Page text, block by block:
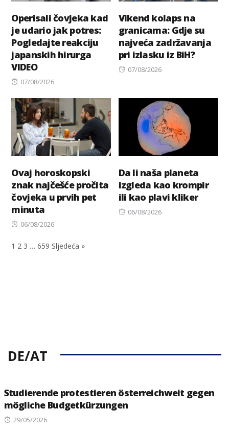
Operisali čovjeka kad
je udario jak potres:
Pogledajte reakciju
japanskih hirurga
VIDEO
Posted
07/08/2026
Vikend kolaps na
granicama: Gdje su
najveća zadržavanja
pri izlasku iz BiH?
Posted
07/08/2026
Ovaj horoskopski
znak najčešće pročita
čovjeka u prvih pet
minuta
Posted
06/08/2026
Da li naša planeta
izgleda kao krompir
ili kao plavi kliker
Posted
06/08/2026
1 2 3 … 659 Sljedeća »
DE/AT
Studierende protestieren österreichweit gegen
mögliche Budgetkürzungen
Posted
29/05/2026